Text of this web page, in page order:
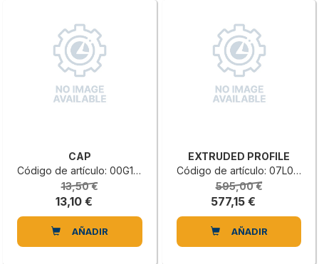
CAP
Código de artículo: 00G1103983L
13,50 €
13,10 €
AÑADIR
EXTRUDED PROFILE
Código de artículo: 07L0107778E
595,00 €
577,15 €
AÑADIR